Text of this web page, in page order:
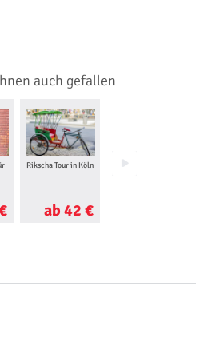
auch gefallen
Rikscha Tour in Köln
ab 42 €
Professionelles